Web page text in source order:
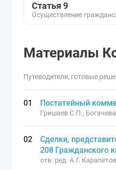
Статья 9
Осуществление
Материалы
Путеводители, готовые
Постатейный
Гришаев С.П.,
Сделки,
208 Гражданского
отв. ред. А.Г. Карапетов